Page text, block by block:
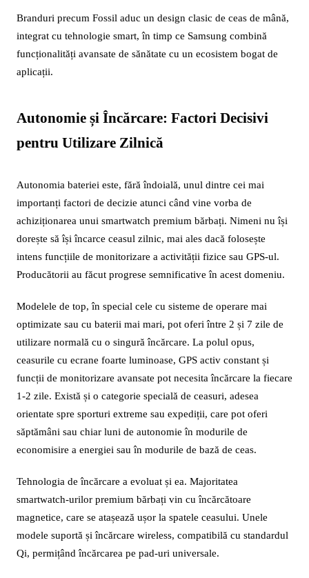
Branduri precum Fossil aduc un design clasic de ceas de mână,
integrat cu tehnologie smart, în timp ce Samsung combină
funcționalități avansate de sănătate cu un ecosistem bogat de
aplicații.
Autonomie și Încărcare: Factori Decisivi
pentru Utilizare Zilnică
Autonomia bateriei este, fără îndoială, unul dintre cei mai
importanți factori de decizie atunci când vine vorba de
achiziționarea unui smartwatch premium bărbați. Nimeni nu își
dorește să își încarce ceasul zilnic, mai ales dacă folosește
intens funcțiile de monitorizare a activității fizice sau GPS-ul.
Producătorii au făcut progrese semnificative în acest domeniu.
Modelele de top, în special cele cu sisteme de operare mai
optimizate sau cu baterii mai mari, pot oferi între 2 și 7 zile de
utilizare normală cu o singură încărcare. La polul opus,
ceasurile cu ecrane foarte luminoase, GPS activ constant și
funcții de monitorizare avansate pot necesita încărcare la fiecare
1-2 zile. Există și o categorie specială de ceasuri, adesea
orientate spre sporturi extreme sau expediții, care pot oferi
săptămâni sau chiar luni de autonomie în modurile de
economisire a energiei sau în modurile de bază de ceas.
Tehnologia de încărcare a evoluat și ea. Majoritatea
smartwatch-urilor premium bărbați vin cu încărcătoare
magnetice, care se atașează ușor la spatele ceasului. Unele
modele suportă și încărcare wireless, compatibilă cu standardul
Qi, permițând încărcarea pe pad-uri universale.